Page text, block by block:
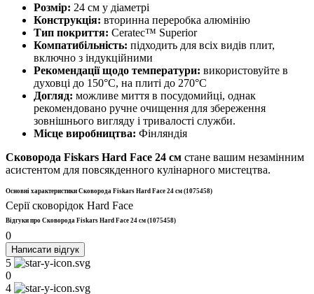
Розмір: 24 см у діаметрі
Конструкція: вторинна переробка алюмінію
Тип покриття: Ceratec™ Superior
Компатибільність: підходить для всіх видів плит,
включно з індукційними
Рекомендації щодо температури: використовуйте в
духовці до 150°C, на плиті до 270°C
Догляд: можливе миття в посудомийці, однак
рекомендовано ручне очищення для збереження
зовнішнього вигляду і тривалості служби.
Місце виробництва: Фінляндія
Сковорода Fiskars Hard Face 24 см стане вашим незамінним
асистентом для повсякденного кулінарного мистецтва.
Основні характеристики Сковорода Fiskars Hard Face 24 см (1075458)
Серії сковорідок Hard Face
Відгуки про Сковорода Fiskars Hard Face 24 см (1075458)
0
Написати відгук
5
0
4